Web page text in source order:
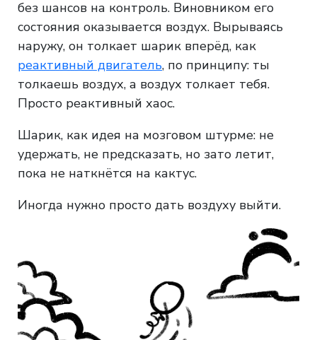
без шансов на контроль. Виновником его
состояния оказывается воздух. Вырываясь
наружу, он толкает шарик вперёд, как
реактивный двигатель, по принципу: ты
толкаешь воздух, а воздух толкает тебя.
Просто реактивный хаос.
Шарик, как идея на мозговом штурме: не
удержать, не предсказать, но зато летит,
пока не наткнётся на кактус.
Иногда нужно просто дать воздуху выйти.